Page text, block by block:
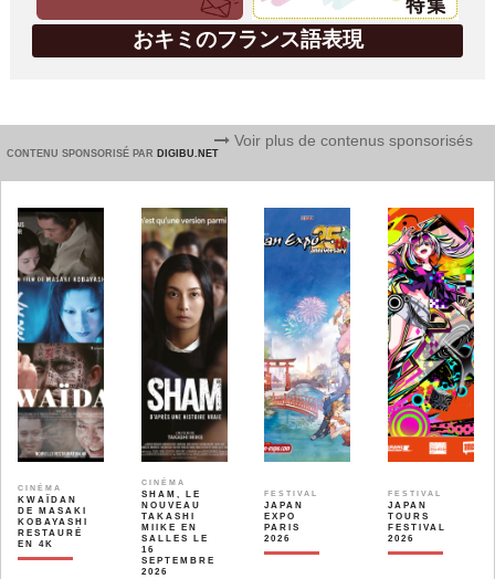
おキミのフランス語表現
CONTENU SPONSORISÉ PAR DIGIBU.NET
Voir plus de contenus sponsorisés
CINÉMA
KWAÏDAN
DE MASAKI
KOBAYASHI
RESTAURÉ
EN 4K
CINÉMA
SHAM, LE
NOUVEAU
TAKASHI
MIIKE EN
SALLES LE
16
SEPTEMBRE
2026
FESTIVAL
JAPAN
EXPO
PARIS
2026
FESTIVAL
JAPAN
TOURS
FESTIVAL
2026